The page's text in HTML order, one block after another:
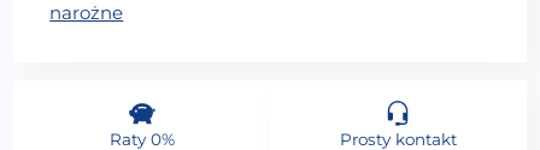
narożne
Raty 0% Prosty kontakt